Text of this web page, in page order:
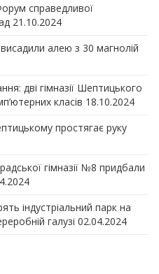
справедливої
21.10.2024
алею з 30 магнолій
дві гімназії Шептицького
класів 18.10.2024
простягає руку
гімназії №8 придбали
індустріальний парк на
галузі 02.04.2024